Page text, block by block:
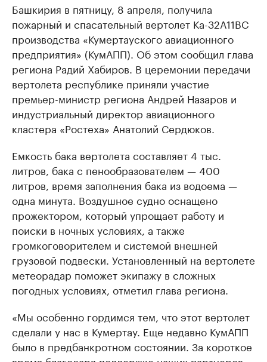
Башкирия в пятницу, 8 апреля, получила
пожарный и спасательный вертолет Ка-32А11ВС
производства «Кумертауского авиационного
предприятия» (КумАПП). Об этом сообщил глава
региона Радий Хабиров. В церемонии передачи
вертолета республике приняли участие
премьер-министр региона Андрей Назаров и
индустриальный директор авиационного
кластера «Ростеха» Анатолий Сердюков.
Емкость бака вертолета составляет 4 тыс.
литров, бака с пенообразователем — 400
литров, время заполнения бака из водоема —
одна минута. Воздушное судно оснащено
прожектором, который упрощает работу и
поиски в ночных условиях, а также
громкоговорителем и системой внешней
грузовой подвески. Установленный на вертолете
метеорадар поможет экипажу в сложных
погодных условиях, отметил глава региона.
«Мы особенно гордимся тем, что этот вертолет
сделали у нас в Кумертау. Еще недавно КумАПП
было в предбанкротном состоянии. За короткое